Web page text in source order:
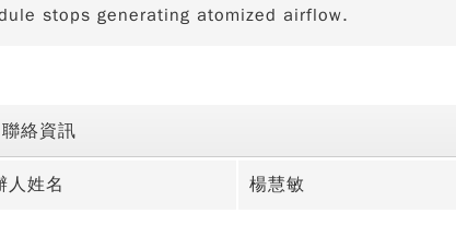
stops generating atomized airflow.
絡資訊
人姓名 楊慧敏